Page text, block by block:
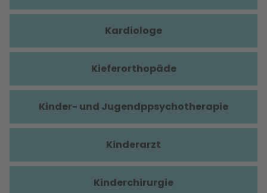
Kardiologe
Kieferorthopäde
Kinder- und Jugendppsychotherapie
Kinderarzt
Kinderchirurgie